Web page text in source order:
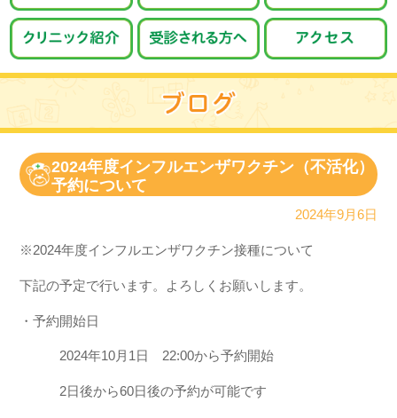
2024年度インフルエンザワクチン（不活化）
予約について
2024年9月6日
※2024年度インフルエンザワクチン接種について
下記の予定で行います。よろしくお願いします。
・予約開始日
2024年10月1日 22:00から予約開始
2日後から60日後の予約が可能です